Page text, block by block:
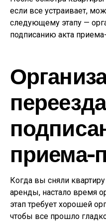
если все устраивает,
следующему этапу —
подписанию акта
приема-
Когда вы сняли
аренды, настало время
этап требует хорошей
чтобы все прошло